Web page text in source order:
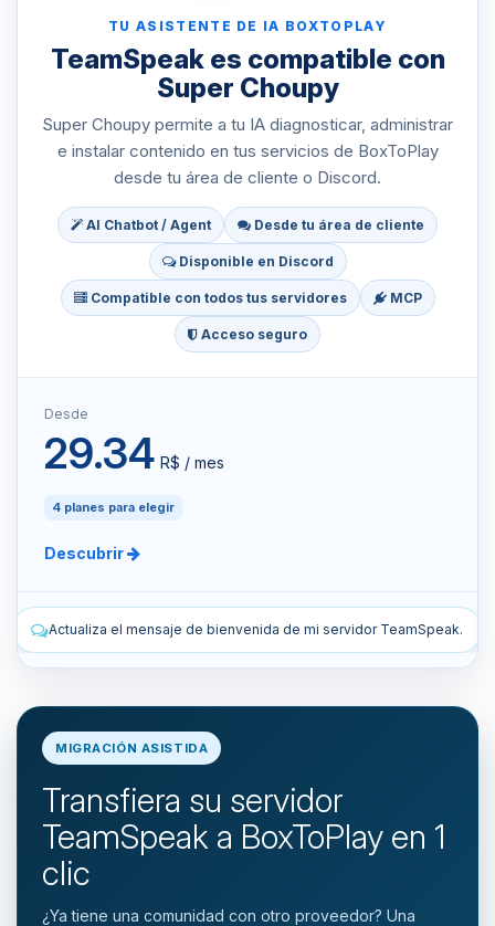
TU ASISTENTE DE IA BOXTOPLAY
TeamSpeak es compatible con
Super Choupy
Super Choupy permite a tu IA diagnosticar, administrar
e instalar contenido en tus servicios de BoxToPlay
desde tu área de cliente o Discord.
AI Chatbot / Agent Desde tu área de cliente
Disponible en Discord
Compatible con todos tus servidores MCP
Acceso seguro
Desde
29.34 R$ / mes
4 planes para elegir
Descubrir
de mi servidor TeamSpeak. Lista los snapshots manuales y
MIGRACIÓN ASISTIDA
Transfiera su servidor
TeamSpeak a BoxToPlay en 1
clic
¿Ya tiene una comunidad con otro proveedor? Una